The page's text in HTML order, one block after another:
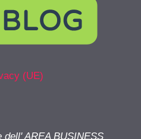
(UE)
AREA BUSINESS